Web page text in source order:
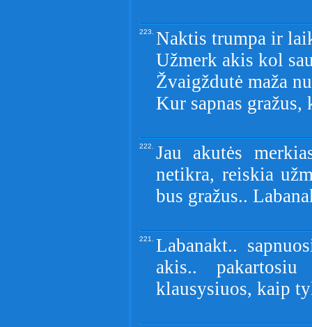
223. Naktis trumpa ir
Užmerk akis kol
Žvaigždutė maža
Kur sapnas
222. Jau akutės
netikra, reiskia
bus gražus..
221. Labanakt..
akis..
klausysiuos, kaip